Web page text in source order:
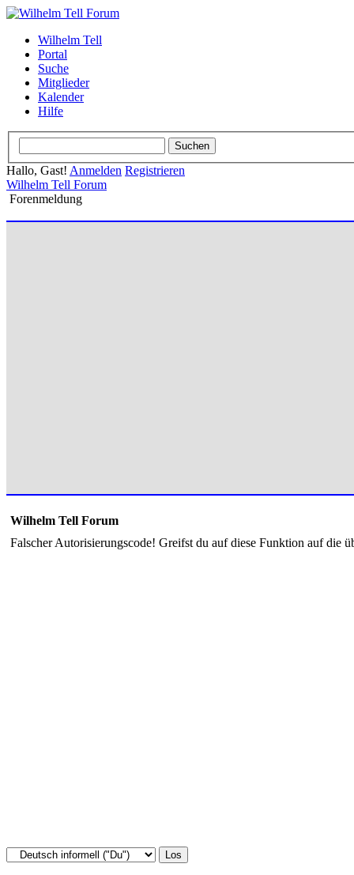
Wilhelm Tell
Portal
Suche
Mitglieder
Kalender
Hilfe
Hallo, Gast! Anmelden Registrieren
Wilhelm Tell Forum
Forenmeldung
Wilhelm Tell Forum
Falscher Autorisierungscode! Greifst du auf diese Funktion auf die